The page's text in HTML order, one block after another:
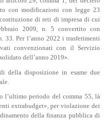
con modificazioni con legge 23
di reti di impresa di cui
2009, n. 5 convertito con
Per l’anno 2022 i trasferimenti
convenzionati con il Servizio
dell’anno 2019».
della disposizione in esame due
l’ultimo periodo del comma 55, là
extrabudget», per violazione dei
della finanza pubblica di